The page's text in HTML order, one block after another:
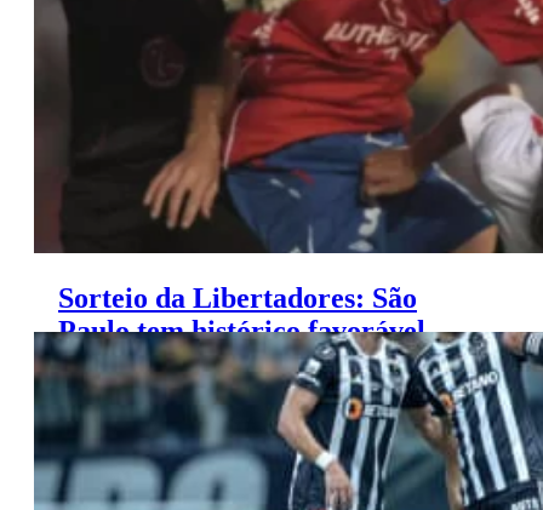
Sorteio da Libertadores: São
Paulo tem histórico favorável
contra seu rival nas oitavas